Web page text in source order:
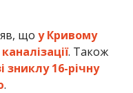
що у Кривому
. Також
зниклу 16-річну
.